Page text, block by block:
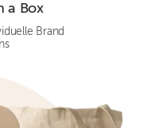
a Box
Brand